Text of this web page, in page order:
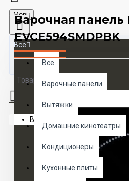
Menu
Все
Все
Варочные панели
Вытяжки
Домашние кинотеатры
Кондиционеры
Кухонные плиты
Товаров 0 (0 руб.)
Ваша корзина пуста!
Варочная панель
EVCE594SMDPBK